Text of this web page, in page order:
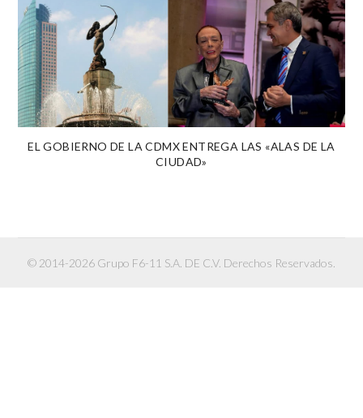
EL GOBIERNO DE LA CDMX ENTREGA LAS «ALAS DE LA
CIUDAD»
© 2014-2026 Grupo F6-11 S.A. DE C.V. Derechos Reservados.